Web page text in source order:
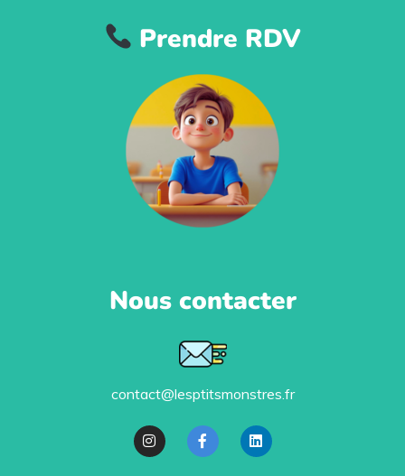
Prendre RDV
Nous contacter
contact@lesptitsmonstres.fr